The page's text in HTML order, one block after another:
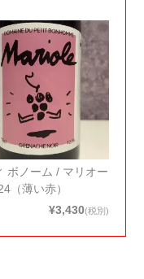
ボノーム / マリオー
（薄い赤）
¥3,430(税別)